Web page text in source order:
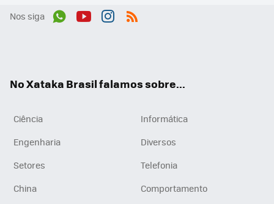
Nos siga
No Xataka Brasil falamos sobre...
Ciência
Informática
Engenharia
Diversos
Setores
Telefonia
China
Comportamento